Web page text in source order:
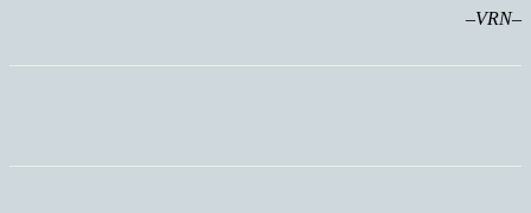
–VRN–